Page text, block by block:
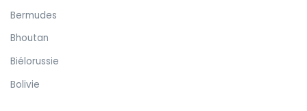
Bermudes
Bhoutan
Biélorussie
Bolivie